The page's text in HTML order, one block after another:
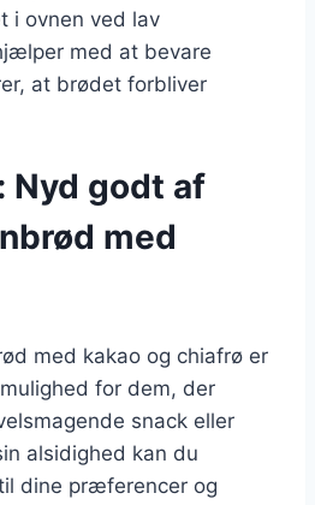
i ovnen ved lav
med at bevare
at brødet forbliver
Nyd godt af
med
med kakao og chiafrø er
for dem, der
snack eller
alsidighed kan du
dine præferencer og